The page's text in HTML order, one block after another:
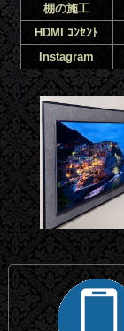
棚の施工
HDMI ｺﾝｾﾝﾄ
Instagram